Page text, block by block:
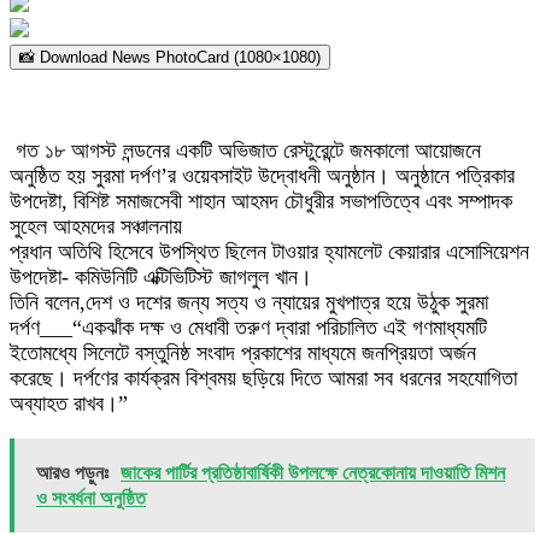
📸 Download News PhotoCard (1080×1080)
গত ১৮ আগস্ট লন্ডনের একটি অভিজাত রেস্টুরেন্টে জমকালো আয়োজনে
অনুষ্ঠিত হয় সুরমা দর্পণ’র ওয়েবসাইট উদ্বোধনী অনুষ্ঠান। অনুষ্ঠানে পত্রিকার
উপদেষ্টা, বিশিষ্ট সমাজসেবী শাহান আহমদ চৌধুরীর সভাপতিত্বে এবং সম্পাদক
সুহেল আহমদের সঞ্চালনায়
প্রধান অতিথি হিসেবে উপস্থিত ছিলেন টাওয়ার হ্যামলেট কেয়ারার এসোসিয়েশন
উপদেষ্টা- কমিউনিটি এক্টিভিটিস্ট জাগলুল খান।
তিনি বলেন,দেশ ও দশের জন্য সত্য ও ন্যায়ের মুখপাত্র হয়ে উঠুক সুরমা
দর্পণ___“একঝাঁক দক্ষ ও মেধাবী তরুণ দ্বারা পরিচালিত এই গণমাধ্যমটি
ইতোমধ্যে সিলেটে বস্তুনিষ্ঠ সংবাদ প্রকাশের মাধ্যমে জনপ্রিয়তা অর্জন
করেছে। দর্পণের কার্যক্রম বিশ্বময় ছড়িয়ে দিতে আমরা সব ধরনের সহযোগিতা
অব্যাহত রাখব।”
আরও পড়ুনঃ জাকের পার্টির প্রতিষ্ঠাবার্ষিকী উপলক্ষে নেত্রকোনায় দাওয়াতি মিশন
ও সংবর্ধনা অনুষ্ঠিত